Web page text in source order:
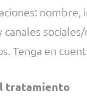
canales
Tenga en
tratamiento